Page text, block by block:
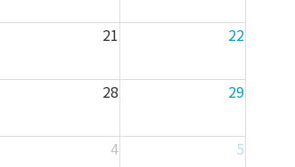
21 22
28 29
4 5